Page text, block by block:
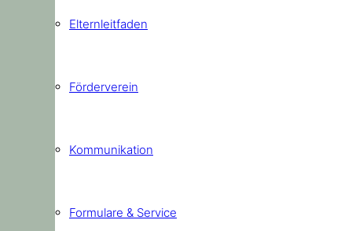
Elternleitfaden
Förderverein
Kommunikation
Formulare & Service